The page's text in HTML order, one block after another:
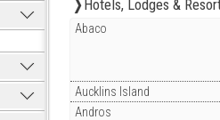
Hotels, Lodges &
Abaco
Aucklins Island
Andros